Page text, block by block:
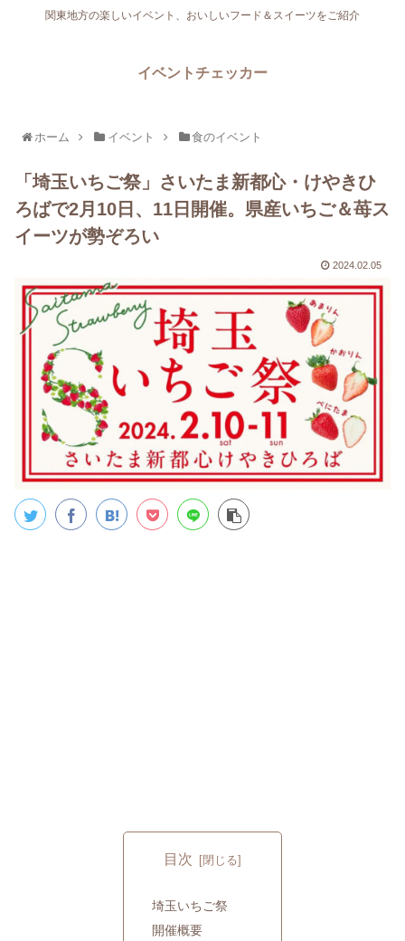
関東地方の楽しいイベント、おいしいフード＆スイーツをご紹介
イベントチェッカー
ホーム イベント 食のイベント
「埼玉いちご祭」さいたま新都心・けやきひ
ろばで2月10日、11日開催。県産いちご＆苺ス
イーツが勢ぞろい
2024.02.05
目次
埼玉いちご祭
開催概要